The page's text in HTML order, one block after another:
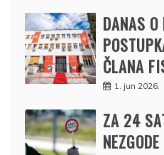
DANAS O
ČLANA
1. jun 2026.
ZA 24
NEZGODE